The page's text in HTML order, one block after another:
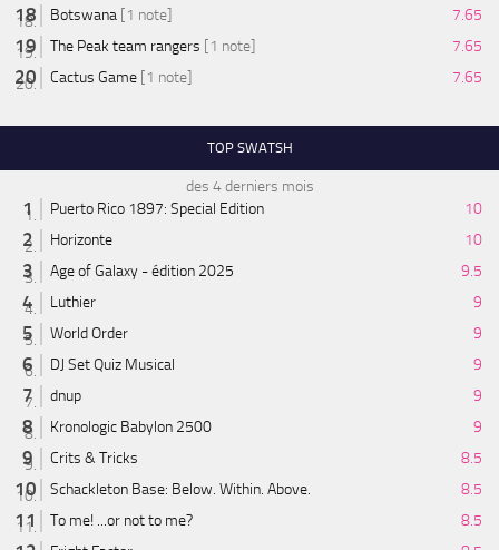
Botswana [1 note]
7.65
The Peak team rangers [1 note]
7.65
Cactus Game [1 note] 7.65
TOP SWATSH
des 4 derniers mois
Puerto Rico 1897: Special Edition
10
Horizonte
10
Age of Galaxy - édition 2025
9.5
Luthier
9
World Order
9
DJ Set Quiz Musical
9
dnup
9
Kronologic Babylon 2500
9
Crits & Tricks
8.5
Schackleton Base: Below. Within. Above.
8.5
To me! ...or not to me?
8.5